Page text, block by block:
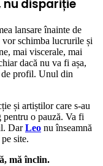
nu dispariție
lansare înainte de
vor schimba lucrurile și
mai viscerale, mai
dacă nu va fi așa,
de profil. Unul din
și artiștilor care s-au
pentru o pauză. Va fi
DarLeo nu înseamnă
site.
mă înclin.